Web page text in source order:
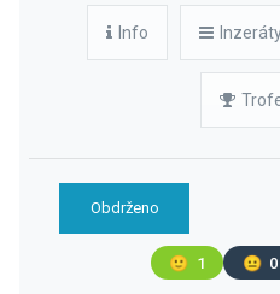
Info
Obdrženo
🙂 1 😐 0